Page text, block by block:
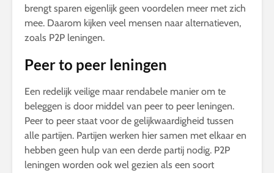
brengt sparen eigenlijk geen voordelen meer met zich
mee. Daarom kijken veel mensen naar alternatieven,
zoals P2P leningen.
Peer to peer leningen
Een redelijk veilige maar rendabele manier om te
beleggen is door middel van peer to peer leningen.
Peer to peer staat voor de gelijkwaardigheid tussen
alle partijen. Partijen werken hier samen met elkaar en
hebben geen hulp van een derde partij nodig. P2P
leningen worden ook wel gezien als een soort